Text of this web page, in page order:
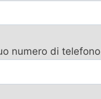
numero di telefono